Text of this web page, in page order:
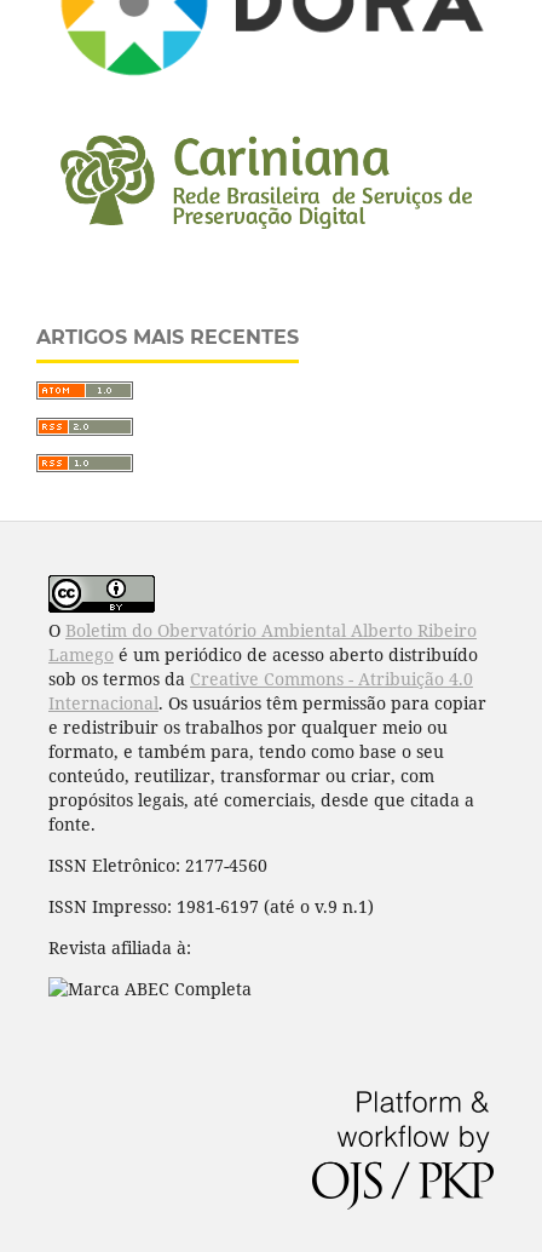
ARTIGOS MAIS RECENTES
O Boletim do Obervatório Ambiental Alberto Ribeiro
Lamego é um periódico de acesso aberto distribuído
sob os termos da Creative Commons - Atribuição 4.0
Internacional. Os usuários têm permissão para copiar
e redistribuir os trabalhos por qualquer meio ou
formato, e também para, tendo como base o seu
conteúdo, reutilizar, transformar ou criar, com
propósitos legais, até comerciais, desde que citada a
fonte.
ISSN Eletrônico: 2177-4560
ISSN Impresso: 1981-6197 (até o v.9 n.1)
Revista afiliada à: